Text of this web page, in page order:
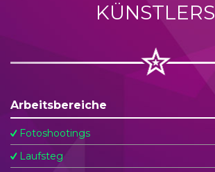
KÜNSTLERS
Arbeitsbereiche
Fotoshootings
Laufsteg